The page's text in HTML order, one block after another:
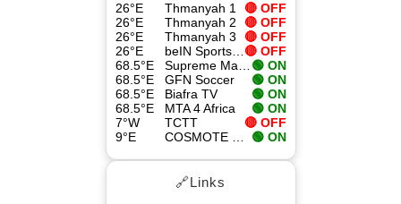
26°E Thmanyah 1 🔴 OFF
26°E
Thmanyah 2
🔴 OFF
26°E
Thmanyah 3
🔴 OFF
26°E
beIN Sports 4K🔴 OFF
68.5°E
Supreme Master TV🟢 ON
68.5°E
GFN Soccer
🟢 ON
68.5°E
Biafra TV
🟢 ON
68.5°E
MTA 4 Africa
🟢 ON
7°W
TCTT
🔴 OFF
9°E
COSMOTE Sport Superleague Pass 🟢 ON
🔗Links